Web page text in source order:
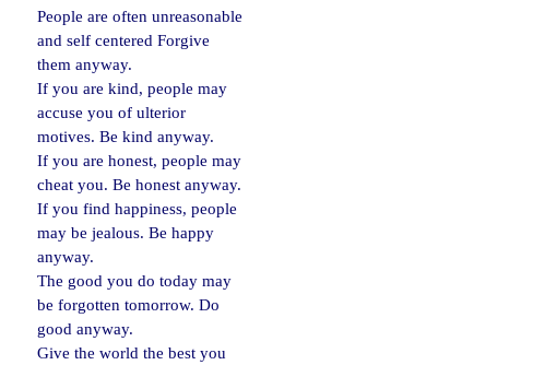
People are often unreasonable
and self centered Forgive
them anyway.
If you are kind, people may
accuse you of ulterior
motives. Be kind anyway.
If you are honest, people may
cheat you. Be honest anyway.
If you find happiness, people
may be jealous. Be happy
anyway.
The good you do today may
be forgotten tomorrow. Do
good anyway.
Give the world the best you